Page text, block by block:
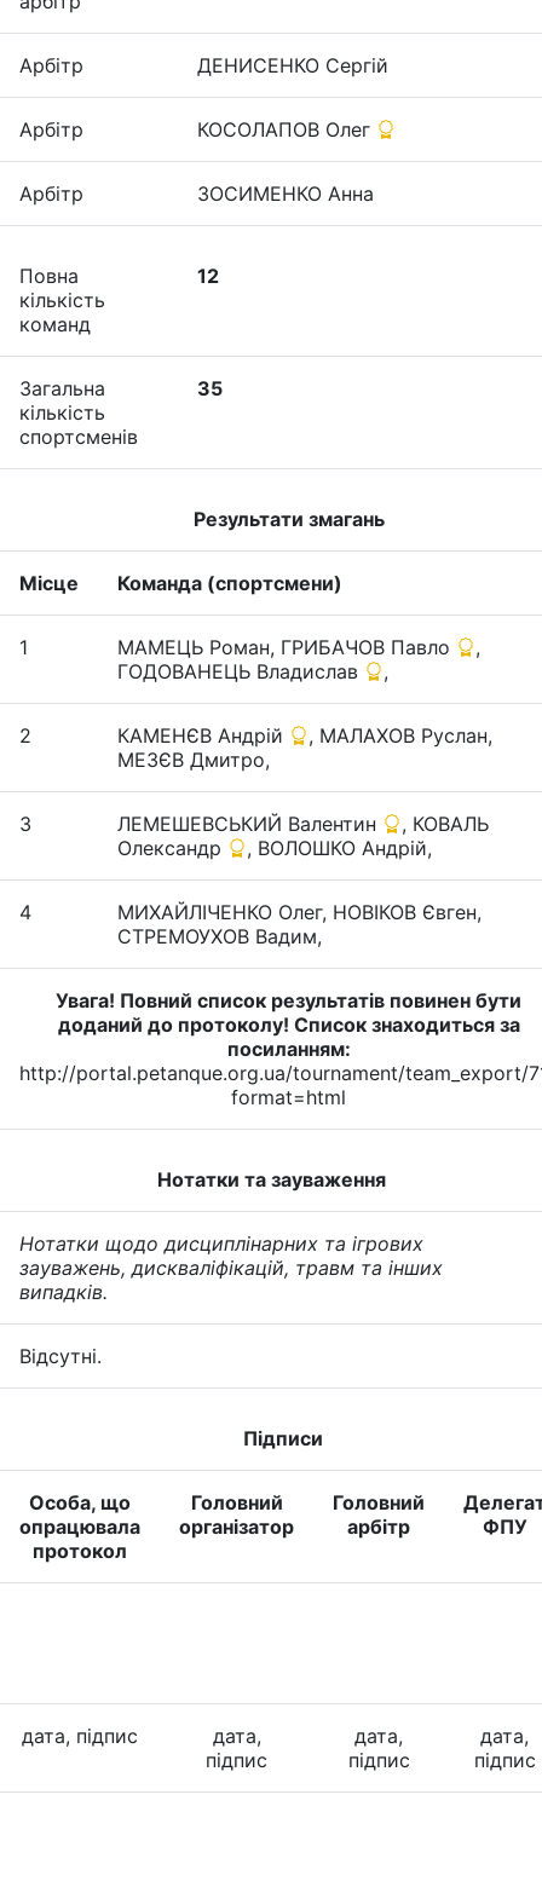
Арбітр ДЕНИСЕНКО Сергій
Арбітр КОСОЛАПОВ Олег
Арбітр ЗОСИМЕНКО Анна
Повна
кількість
команд
12
Загальна
кількість
спортсменів
35
Результати змагань
Місце Команда (спортсмени)
1 МАМЕЦЬ Роман, ГРИБАЧОВ Павло
,
ГОДОВАНЕЦЬ Владислав
,
2 КАМЕНЄВ Андрій
, МАЛАХОВ Руслан,
МЕЗЄВ Дмитро,
3 ЛЕМЕШЕВСЬКИЙ Валентин
, КОВАЛЬ
Олександр
, ВОЛОШКО Андрiй,
4
МИХАЙЛІЧЕНКО Олег, НОВІКОВ Євген,
СТРЕМОУХОВ Вадим,
Увага! Повний список результатів повинен бути
доданий до протоколу! Список знаходиться за
посиланням:
http://portal.petanque.org.ua/tournament/team_export/
format=html
Нотатки та зауваження
Нотатки щодо дисциплінарних та ігрових
зауважень, дискваліфікацій, травм та інших
випадків.
Відсутні.
Підписи
Особа, що
опрацювала
протокол
Головний
організатор
Головний
арбітр
ФПУ
дата, підпис
дата,
підпис
дата,
підпис
дата,
підпис